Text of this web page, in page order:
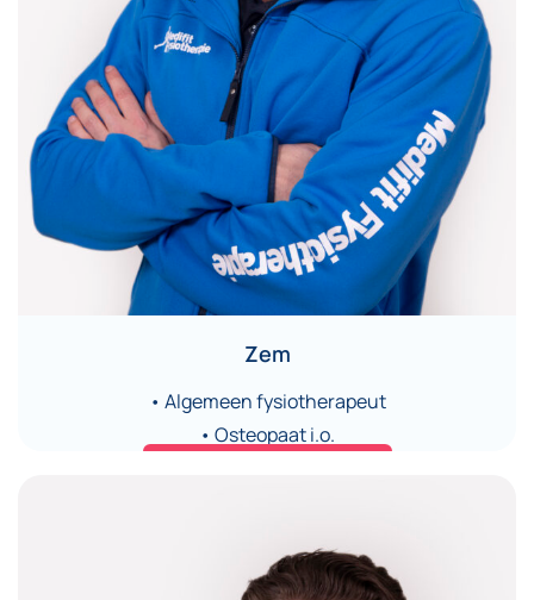
Zem
• Algemeen fysiotherapeut
• Osteopaat i.o.